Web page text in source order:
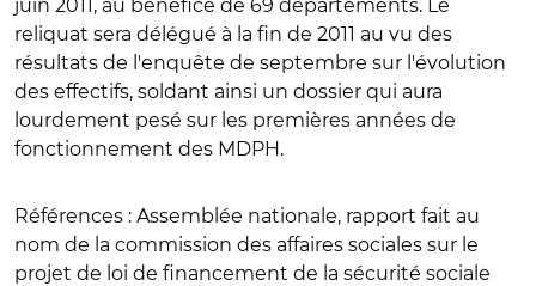
juin 2011, au bénéfice de 69 départements. Le
reliquat sera délégué à la fin de 2011 au vu des
résultats de l'enquête de septembre sur l'évolution
des effectifs, soldant ainsi un dossier qui aura
lourdement pesé sur les premières années de
fonctionnement des MDPH.
Références : Assemblée nationale, rapport fait au
nom de la commission des affaires sociales sur le
projet de loi de financement de la sécurité sociale